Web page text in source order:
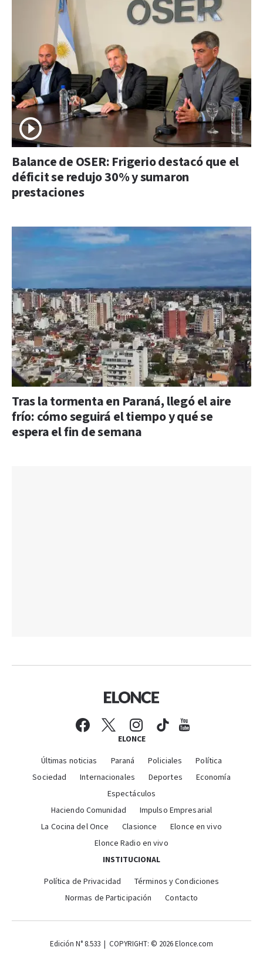
Balance de OSER: Frigerio destacó que el
déficit se redujo 30% y sumaron
prestaciones
Tras la tormenta en Paraná, llegó el aire
frío: cómo seguirá el tiempo y qué se
espera el fin de semana
ELONCE
Últimas noticias Paraná Policiales
Política
Sociedad
Internacionales Deportes
Economía
Espectáculos
Haciendo Comunidad
Impulso Empresarial
La Cocina del Once
Clasionce
Elonce en vivo
Elonce Radio en vivo
INSTITUCIONAL
Política de Privacidad
Términos y Condiciones
Normas de Participación
Contacto
Edición N° 8.533 | COPYRIGHT: © 2026 Elonce.com